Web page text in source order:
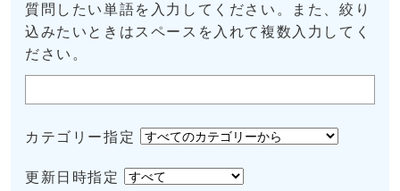
質問したい単語を入力してください。また、絞り
込みたいときはスペースを入れて複数入力してく
ださい。
カテゴリー指定
更新日時指定